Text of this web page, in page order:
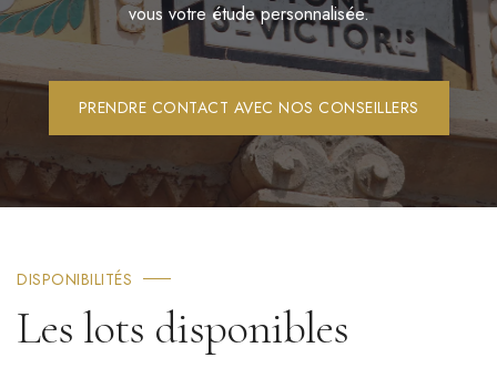
vous votre étude personnalisée.
PRENDRE CONTACT AVEC NOS CONSEILLERS
DISPONIBILITÉS
Les lots disponibles